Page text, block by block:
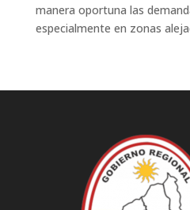
manera oportuna las
especialmente en zonas